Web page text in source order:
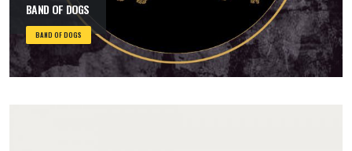
BAND OF DOGS
BAND OF DOGS